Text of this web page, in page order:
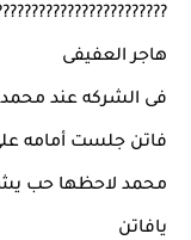
هاجر العفيفى
فى الشركه عند محمد
فاتن جلست أمامه
محمد لاحظها حب
يافاتن